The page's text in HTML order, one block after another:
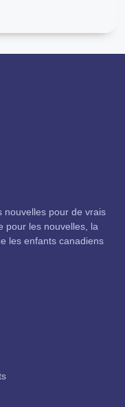
nouvelles pour de vrais
pour les nouvelles, la
les enfants canadiens